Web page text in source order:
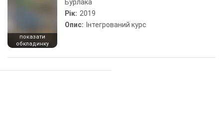
показати
обкладинку
Бурлака
Рік: 2019
Опис: Інтегрований курс